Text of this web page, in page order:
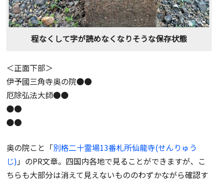
程なくして字が読めなくなりそうな保存状態
＜正面下部＞
伊予國三角寺奥の院●●
厄除弘法大師●●
●●
●●
奥の院こと「別格二十霊場13番札所仙龍寺(せんりゅう
じ)」のPR文章。四国内各地で見ることができますが、こ
ちらも大部分は消えて見えないもののわずかながら確認す